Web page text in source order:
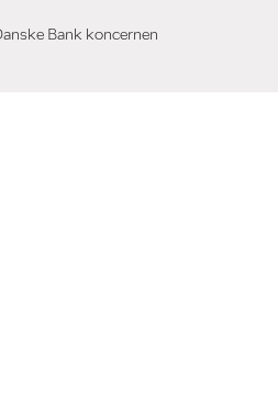
Bank koncernen